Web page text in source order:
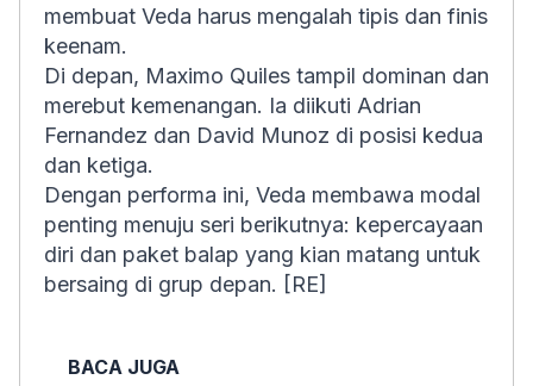
membuat Veda harus mengalah tipis dan finis
keenam.
Di depan, Maximo Quiles tampil dominan dan
merebut kemenangan. Ia diikuti Adrian
Fernandez dan David Munoz di posisi kedua
dan ketiga.
Dengan performa ini, Veda membawa modal
penting menuju seri berikutnya: kepercayaan
diri dan paket balap yang kian matang untuk
bersaing di grup depan. [RE]
BACA JUGA